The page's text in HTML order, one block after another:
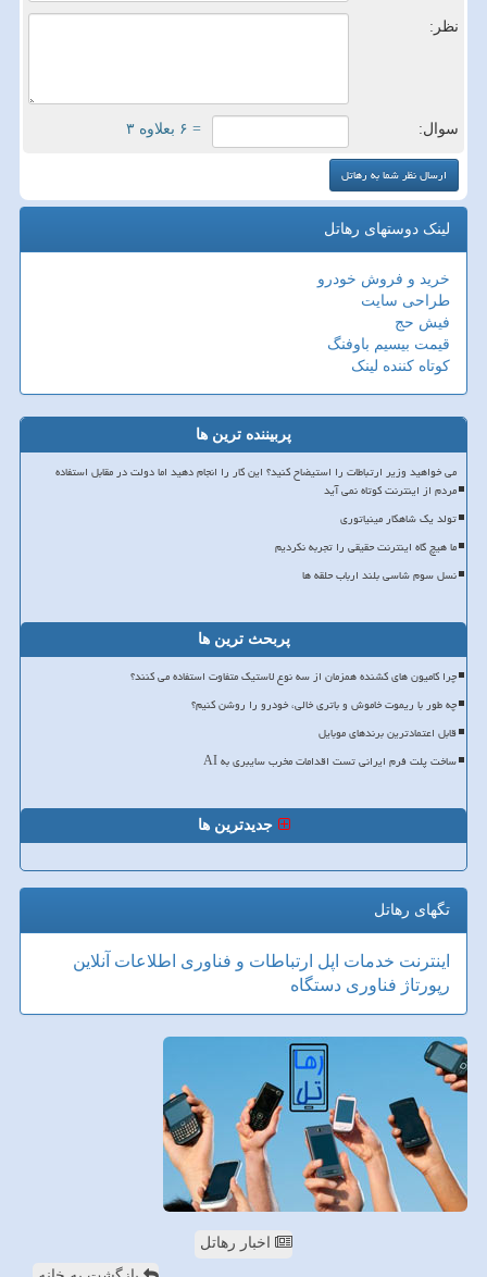
نظر:
سوال: = ۶ بعلاوه ۳
لینک دوستهای رهاتل
خرید و فروش خودرو
طراحی سایت
فیش حج
قیمت بیسیم باوفنگ
کوتاه کننده لینک
پربیننده ترین ها
می خواهید وزیر ارتباطات را استیضاح کنید؟ این کار را انجام دهید اما دولت در مقابل استفاده
مردم از اینترنت کوتاه نمی آید
تولد یک شاهکار مینیاتوری
ما هیچ گاه اینترنت حقیقی را تجربه نکردیم
نسل سوم شاسی بلند ارباب حلقه ها
پربحث ترین ها
چرا کامیون های کشنده همزمان از سه نوع لاستیک متفاوت استفاده می کنند؟
چه طور با ریموت خاموش و باتری خالی، خودرو را روشن کنیم؟
قابل اعتمادترین برندهای موبایل
ساخت پلت فرم ایرانی تست اقدامات مخرب سایبری به AI
جدیدترین ها
تگهای رهاتل
اینترنت خدمات اپل ارتباطات و فناوری اطلاعات آنلاین
رپورتاژ فناوری دستگاه
اخبار رهاتل